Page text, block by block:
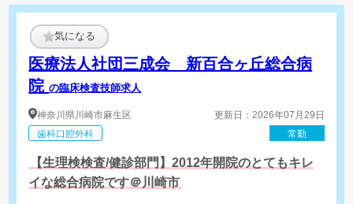
気になる
医療法人社団三成会 新百合ヶ丘総合病
院の臨床検査技師求人
神奈川県川崎市麻生区
歯科口腔外科
更新日：2026年07月29日
常勤
【生理検検査/健診部門】2012年開院のとてもキレ
イな総合病院です＠川崎市